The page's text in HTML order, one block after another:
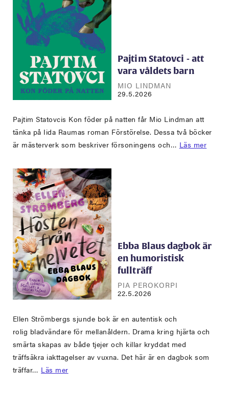
Pajtim Statovci - att
vara våldets barn
MIO LINDMAN
29.5.2026
Pajtim Statovcis Kon föder på natten får Mio Lindman att
tänka på Iida Raumas roman Förstörelse. Dessa två böcker
är mästerverk som beskriver försoningens och… Läs mer
Ebba Blaus dagbok är
en humoristisk
fullträff
PIA PEROKORPI
22.5.2026
Ellen Strömbergs sjunde bok är en autentisk och
rolig bladvändare för mellanåldern. Drama kring hjärta och
smärta skapas av både tjejer och killar kryddat med
träffsäkra iakttagelser av vuxna. Det här är en dagbok som
träffar… Läs mer